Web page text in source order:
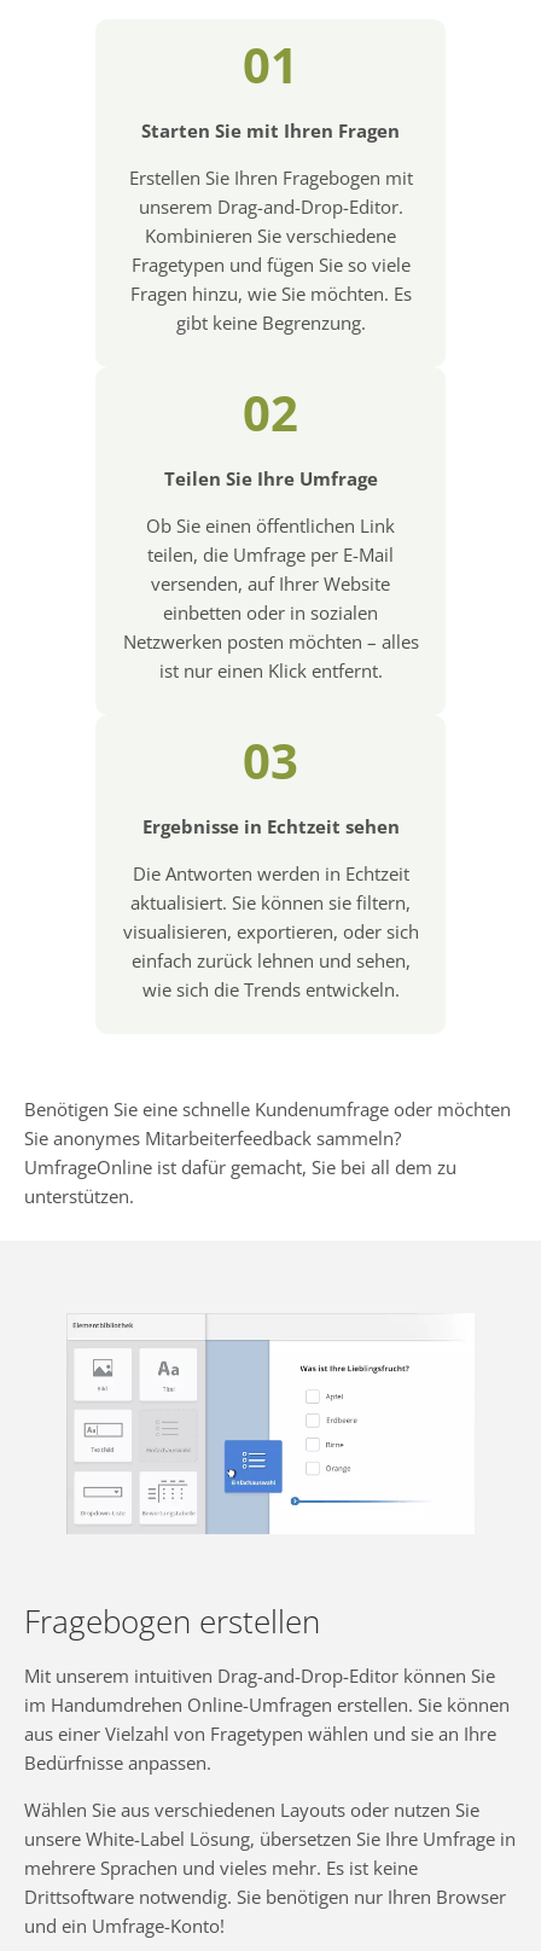
01
Starten Sie mit Ihren Fragen
Erstellen Sie Ihren Fragebogen mit
unserem Drag-and-Drop-Editor.
Kombinieren Sie verschiedene
Fragetypen und fügen Sie so viele
Fragen hinzu, wie Sie möchten. Es
gibt keine Begrenzung.
02
Teilen Sie Ihre Umfrage
Ob Sie einen öffentlichen Link
teilen, die Umfrage per E-Mail
versenden, auf Ihrer Website
einbetten oder in sozialen
Netzwerken posten möchten – alles
ist nur einen Klick entfernt.
03
Ergebnisse in Echtzeit sehen
Die Antworten werden in Echtzeit
aktualisiert. Sie können sie filtern,
visualisieren, exportieren, oder sich
einfach zurück lehnen und sehen,
wie sich die Trends entwickeln.
Benötigen Sie eine schnelle Kundenumfrage oder möchten
Sie anonymes Mitarbeiterfeedback sammeln?
UmfrageOnline ist dafür gemacht, Sie bei all dem zu
unterstützen.
Fragebogen erstellen
Mit unserem intuitiven Drag-and-Drop-Editor können Sie
im Handumdrehen Online-Umfragen erstellen. Sie können
aus einer Vielzahl von Fragetypen wählen und sie an Ihre
Bedürfnisse anpassen.
Wählen Sie aus verschiedenen Layouts oder nutzen Sie
unsere White-Label Lösung, übersetzen Sie Ihre Umfrage in
mehrere Sprachen und vieles mehr. Es ist keine
Drittsoftware notwendig. Sie benötigen nur Ihren Browser
und ein Umfrage-Konto!